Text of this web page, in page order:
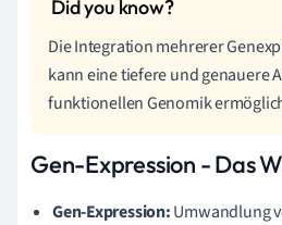
Die Integration mehrerer
kann eine tiefere und genauere
funktionellen Genomik
Gen-Expression - Das
Gen-Expression:Umwandlung